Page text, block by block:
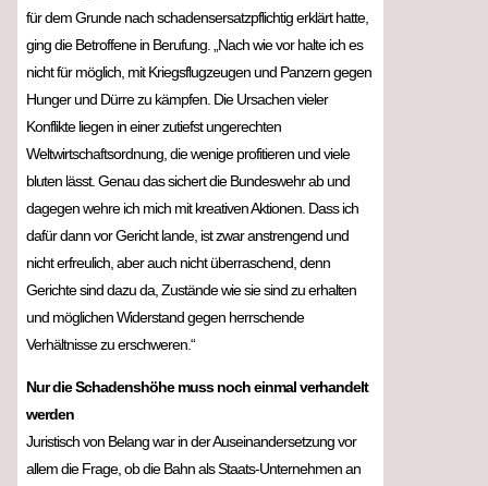
für dem Grunde nach schadensersatzpflichtig erklärt hatte,
ging die Betroffene in Berufung. „Nach wie vor halte ich es
nicht für möglich, mit Kriegsflugzeugen und Panzern gegen
Hunger und Dürre zu kämpfen. Die Ursachen vieler
Konflikte liegen in einer zutiefst ungerechten
Weltwirtschaftsordnung, die wenige profitieren und viele
bluten lässt. Genau das sichert die Bundeswehr ab und
dagegen wehre ich mich mit kreativen Aktionen. Dass ich
dafür dann vor Gericht lande, ist zwar anstrengend und
nicht erfreulich, aber auch nicht überraschend, denn
Gerichte sind dazu da, Zustände wie sie sind zu erhalten
und möglichen Widerstand gegen herrschende
Verhältnisse zu erschweren.“
Nur die Schadenshöhe muss noch einmal verhandelt
werden
Juristisch von Belang war in der Auseinandersetzung vor
allem die Frage, ob die Bahn als Staats-Unternehmen an